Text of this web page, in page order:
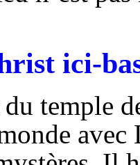
ici-
temple